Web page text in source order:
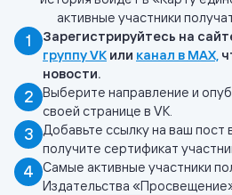
активные участники
1
Зарегистрируйтесь на
группу VK или канал в MAX,
новости.
2 Выберите направление и
своей странице в VK.
3
Добавьте ссылку на ваш пост
получите сертификат
4 Самые активные участники
Издательства